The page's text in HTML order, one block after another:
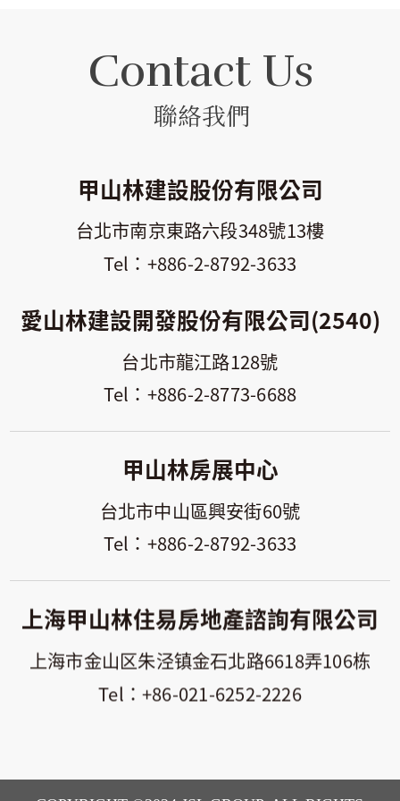
Contact Us
聯絡我們
甲山林建設股份有限公司
台北市南京東路六段348號13樓
+886-2-8792-3633
愛山林建設開發股份有限公司(2540)
台北市龍江路128號
+886-2-8773-6688
甲山林房展中心
台北市中山區興安街60號
+886-2-8792-3633
上海甲山林住易房地產諮詢有限公司
上海市金山区朱泾镇金石北路6618弄106栋
+86-021-6252-2226